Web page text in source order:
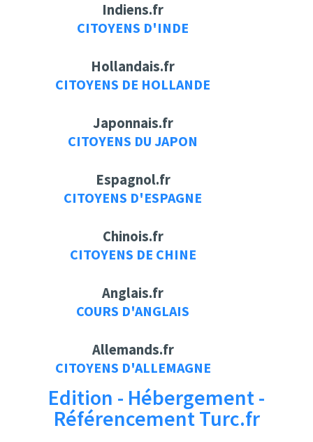
Indiens.fr
CITOYENS D'INDE
Hollandais.fr
CITOYENS DE HOLLANDE
Japonnais.fr
CITOYENS DU JAPON
Espagnol.fr
CITOYENS D'ESPAGNE
Chinois.fr
CITOYENS DE CHINE
Anglais.fr
COURS D'ANGLAIS
Allemands.fr
CITOYENS D'ALLEMAGNE
Edition - Hébergement -
Référencement Turc.fr